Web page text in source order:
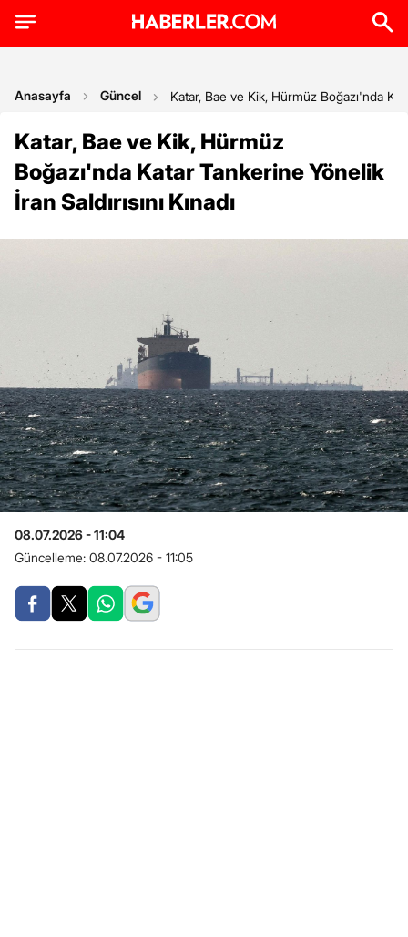
Anasayfa Güncel Katar, Bae ve Kik, Hürmüz Boğazı'nda
Katar, Bae ve Kik, Hürmüz
Boğazı'nda Katar Tankerine Yönelik
İran Saldırısını Kınadı
08.07.2026 - 11:04
Güncelleme: 08.07.2026 - 11:05